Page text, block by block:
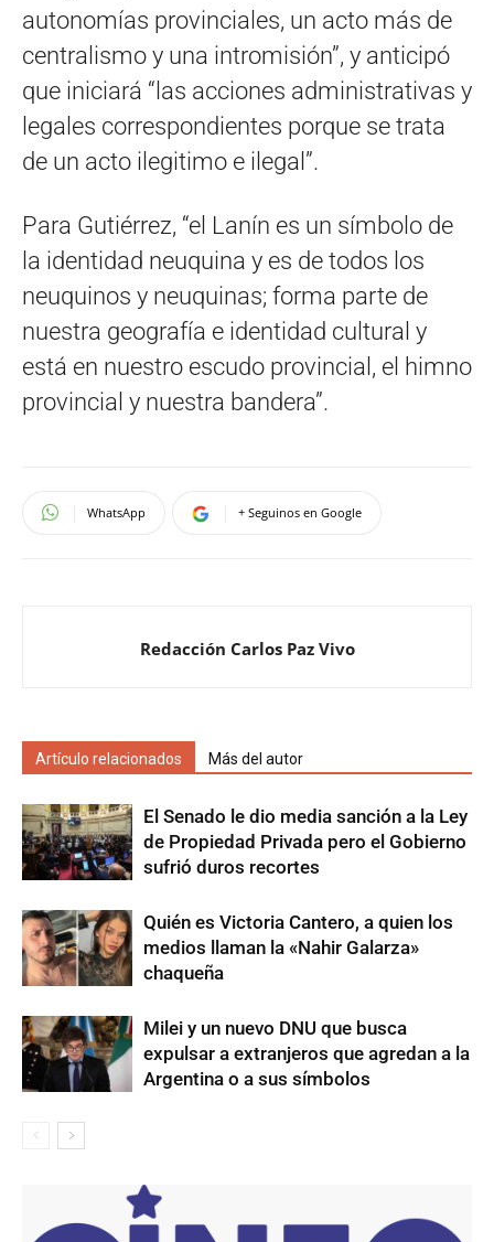
autonomías provinciales, un acto más de
centralismo y una intromisión”, y anticipó
que iniciará “las acciones administrativas y
legales correspondientes porque se trata
de un acto ilegitimo e ilegal”.
Para Gutiérrez, “el Lanín es un símbolo de
la identidad neuquina y es de todos los
neuquinos y neuquinas; forma parte de
nuestra geografía e identidad cultural y
está en nuestro escudo provincial, el himno
provincial y nuestra bandera”.
WhatsApp + Seguinos en Google
Redacción Carlos Paz Vivo
Artículo relacionados Más del autor
El Senado le dio media sanción a la Ley
de Propiedad Privada pero el Gobierno
sufrió duros recortes
Quién es Victoria Cantero, a quien los
medios llaman la «Nahir Galarza»
chaqueña
Milei y un nuevo DNU que busca
expulsar a extranjeros que agredan a la
Argentina o a sus símbolos